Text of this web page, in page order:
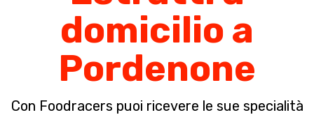
domicilio a
Pordenone
Con Foodracers puoi ricevere le sue specialità